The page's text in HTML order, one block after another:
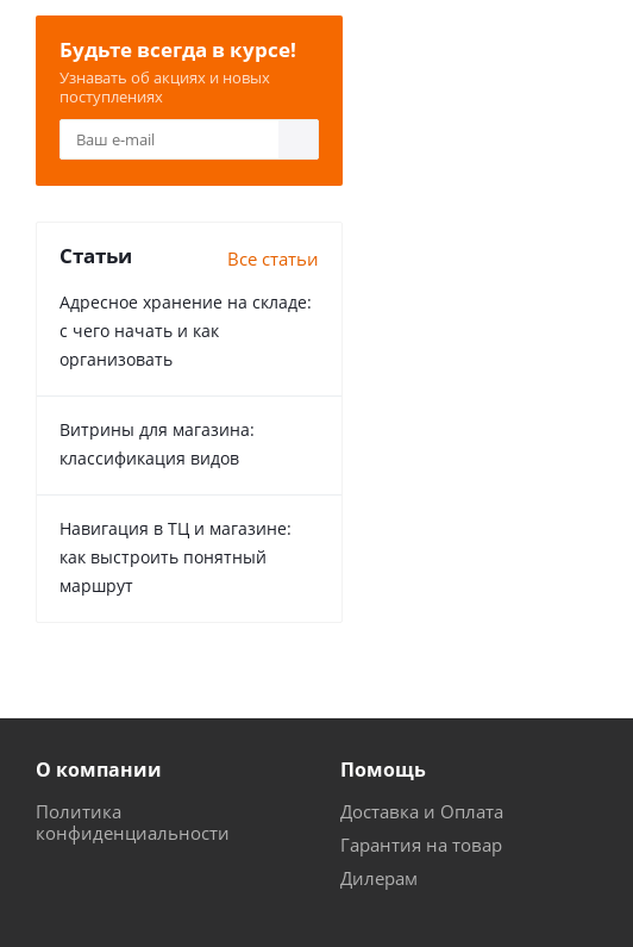
Будьте всегда в курсе!
Узнавать об акциях и новых
поступлениях
Статьи Все статьи
Адресное хранение на складе:
с чего начать и как
организовать
Витрины для магазина:
классификация видов
Навигация в ТЦ и магазине:
как выстроить понятный
маршрут
О компании
Политика
конфиденциальности
Помощь
Доставка и Оплата
Гарантия на товар
Дилерам